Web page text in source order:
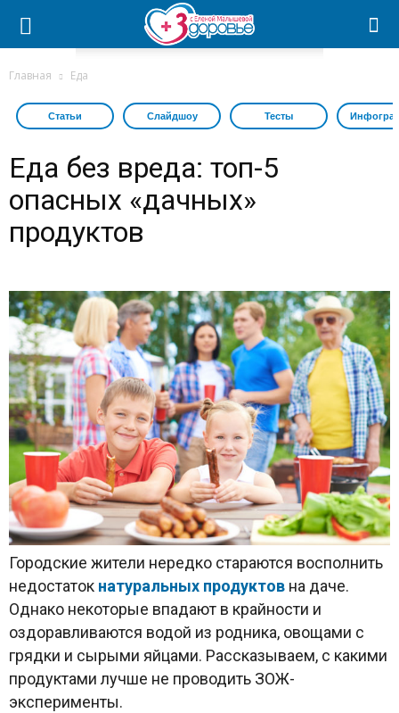
Главная Еда
Статьи Слайдшоу Тесты
Еда без вреда: топ-5
опасных «дачных»
продуктов
Городские жители нередко стараются восполнить
недостаток натуральных продуктов на даче.
Однако некоторые впадают в крайности и
оздоравливаются водой из родника, овощами с
грядки и сырыми яйцами. Рассказываем, с какими
продуктами лучше не проводить ЗОЖ-
эксперименты.